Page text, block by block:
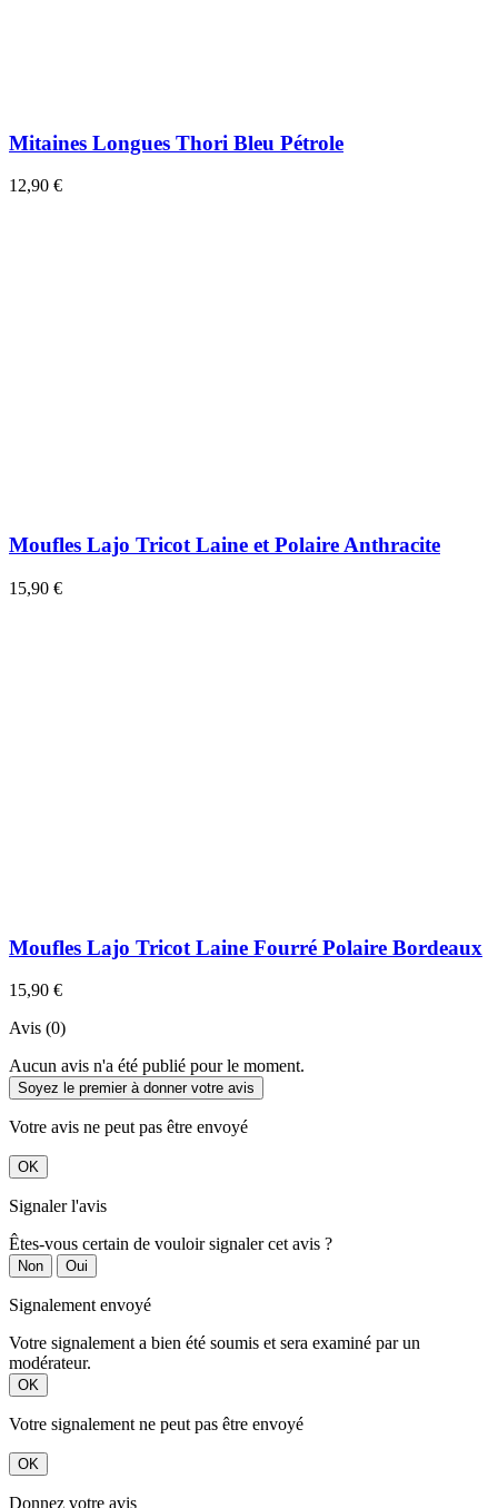
Mitaines Longues Thori Bleu Pétrole
12,90 €
Moufles Lajo Tricot Laine et Polaire Anthracite
15,90 €
Moufles Lajo Tricot Laine Fourré Polaire Bordeaux
15,90 €
Avis (0)
Aucun avis n'a été publié pour le moment.
Soyez le premier à donner votre avis
Votre avis ne peut pas être envoyé
OK
Signaler l'avis
Êtes-vous certain de vouloir signaler cet avis ?
Non Oui
Signalement envoyé
Votre signalement a bien été soumis et sera examiné par un
modérateur.
OK
Votre signalement ne peut pas être envoyé
OK
Donnez votre avis